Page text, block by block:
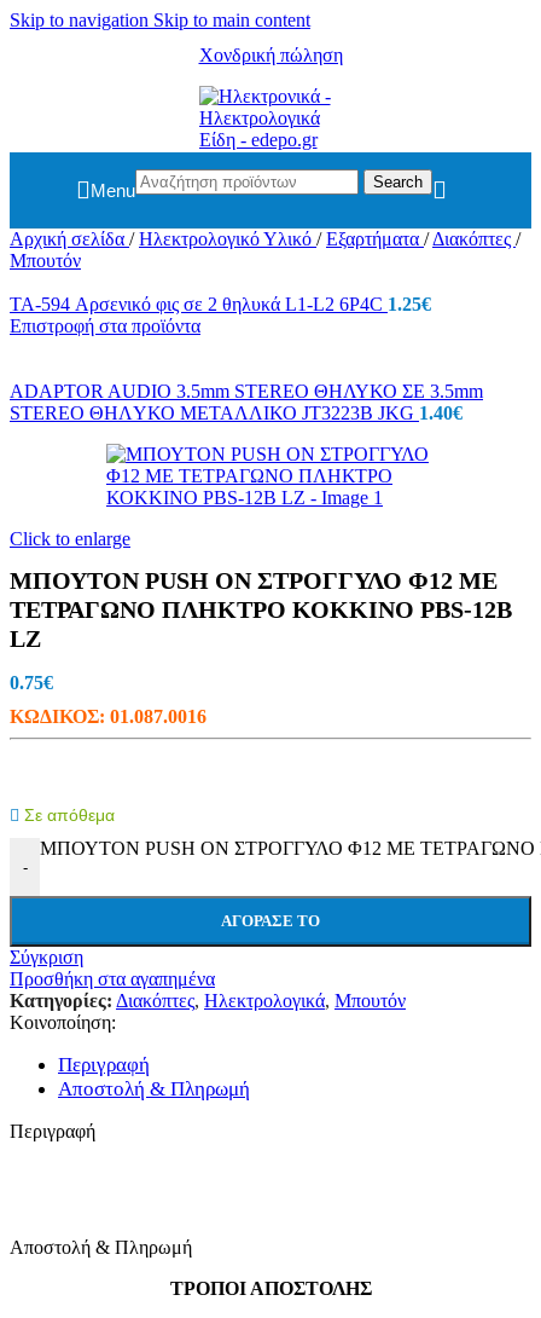
Skip to navigation Skip to main content
Χονδρική πώληση
Menu Search
Αρχική σελίδα / Ηλεκτρολογικό Υλικό / Εξαρτήματα / Διακόπτες /
Μπουτόν
TA-594 Αρσενικό φις σε 2 θηλυκά L1-L2 6P4C 1.25€
Επιστροφή στα προϊόντα
ADAPTOR AUDIO 3.5mm STEREO ΘΗΛΥΚΟ ΣΕ 3.5mm
STEREO ΘΗΛYΚΟ ΜΕΤΑΛΛΙΚΟ JT3223B JKG 1.40€
Click to enlarge
ΜΠΟΥΤΟΝ PUSH ON ΣΤΡΟΓΓΥΛΟ Φ12 ΜΕ
ΤΕΤΡΑΓΩΝΟ ΠΛΗΚΤΡΟ ΚΟΚΚΙΝΟ PBS-12B
LZ
0.75€
ΚΩΔΙΚΟΣ: 01.087.0016
Σε απόθεμα
-
ΜΠΟΥΤΟΝ PUSH ON ΣΤΡΟΓΓΥΛΟ Φ12 ΜΕ ΤΕΤΡΑΓΩΝΟ
ΑΓΌΡΑΣΕ ΤΟ
Σύγκριση
Προσθήκη στα αγαπημένα
Κατηγορίες: Διακόπτες, Ηλεκτρολογικά, Μπουτόν
Κοινοποίηση:
Περιγραφή
Αποστολή & Πληρωμή
Περιγραφή
Αποστολή & Πληρωμή
ΤΡΟΠΟΙ ΑΠΟΣΤΟΛΗΣ